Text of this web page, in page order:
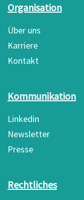
Organisation
Über uns
Karriere
Kontakt
Kommunikation
Linkedin
Newsletter
Presse
Rechtliches